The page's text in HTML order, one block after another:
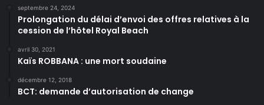
septembre 24, 2024
Prolongation du délai d’envoi des offres relatives à la
cession de l’hôtel Royal Beach
avril 30, 2021
Kaïs ROBBANA : une mort soudaine
décembre 12, 2018
BCT: demande d’autorisation de change